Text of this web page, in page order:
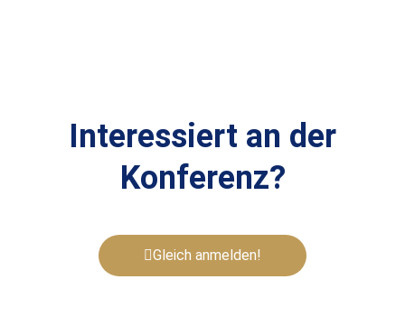
Interessiert an der
Konferenz?
Gleich anmelden!